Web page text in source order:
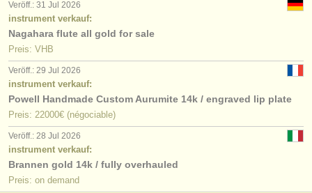
Veröff.: 31 Jul 2026
instrument verkauf:
Nagahara flute all gold for sale
Preis: VHB
Veröff.: 29 Jul 2026
instrument verkauf:
Powell Handmade Custom Aurumite 14k / engraved lip plate
Preis: 22000€ (négociable)
Veröff.: 28 Jul 2026
instrument verkauf:
Brannen gold 14k / fully overhauled
Preis: on demand